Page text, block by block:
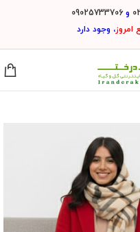
و09025733706
امروز، وجود دارد